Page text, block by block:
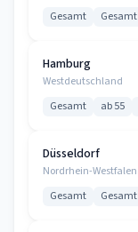
Gesamt Gesamt
Hamburg
Westdeutschland
Gesamt ab 55
Düsseldorf
Nordrhein-Westfalen
Gesamt Gesamt